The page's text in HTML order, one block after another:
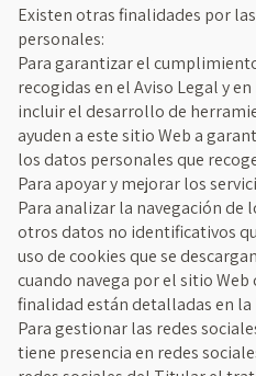
Existen otras finalidades por
personales:
Para garantizar el
recogidas en el Aviso Legal y
incluir el desarrollo de
ayuden a este sitio Web a
los datos personales que
Para apoyar y mejorar los
Para analizar la navegación de
otros datos no identificativos
uso de cookies que se
cuando navega por el sitio Web
finalidad están detalladas en la
Para gestionar las redes
tiene presencia en redes